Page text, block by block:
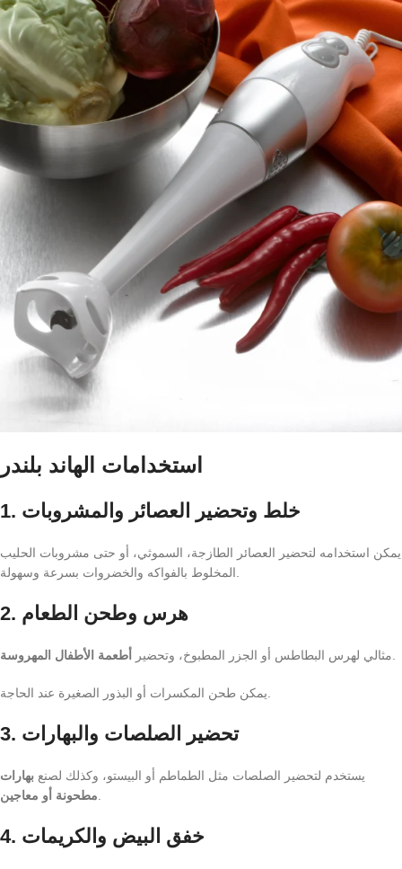
استخدامات الهاند بلندر
1. خلط وتحضير العصائر والمشروبات
يمكن استخدامه لتحضير العصائر الطازجة، السموثي، أو حتى مشروبات الحليب
2. هرس وطحن الطعام
مثالي لهرس البطاطس أو الجزر المطبوخ، وتحضير أطعمة الأطفال المهروسة
3. تحضير الصلصات والبهارات
يستخدم لتحضير الصلصات مثل الطماطم أو البيستو، وكذلك لصنع بهارات
مطحونة أو معاجين
4. خفق البيض والكريمات